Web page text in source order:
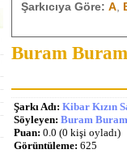
Şarkıcıya Göre: A,
Buram
Şarkı Adı: Kibar Kızın
Söyleyen: Buram
Puan: 0.0 (0 kişi oyladı)
Görüntüleme: 625